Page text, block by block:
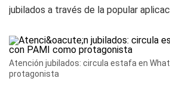
jubilados a través de la popular
Atención jubilados: circula estafa en
protagonista